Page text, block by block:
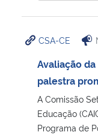
CSA-CE
Avaliação
palestra
A Comissão
Educação
Programa de